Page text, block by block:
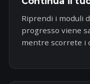
Riprendi i moduli
progresso viene
mentre scorrete i